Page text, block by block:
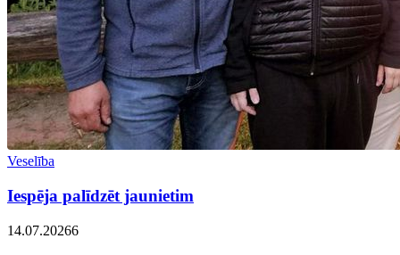
Veselība
Iespēja palīdzēt jaunietim
14.07.20266